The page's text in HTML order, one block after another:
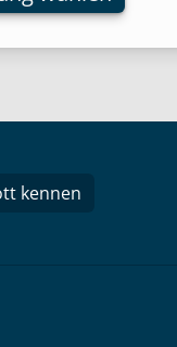
kennen